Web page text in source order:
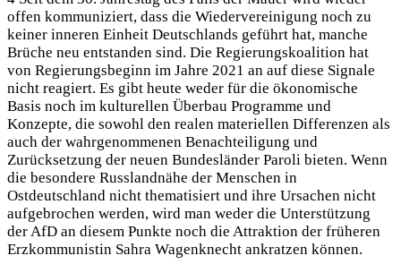
offen kommuniziert, dass die Wiedervereinigung noch zu
keiner inneren Einheit Deutschlands geführt hat, manche
Brüche neu entstanden sind. Die Regierungskoalition hat
von Regierungsbeginn im Jahre 2021 an auf diese Signale
nicht reagiert. Es gibt heute weder für die ökonomische
Basis noch im kulturellen Überbau Programme und
Konzepte, die sowohl den realen materiellen Differenzen als
auch der wahrgenommenen Benachteiligung und
Zurücksetzung der neuen Bundesländer Paroli bieten. Wenn
die besondere Russlandnähe der Menschen in
Ostdeutschland nicht thematisiert und ihre Ursachen nicht
aufgebrochen werden, wird man weder die Unterstützung
der AfD an diesem Punkte noch die Attraktion der früheren
Erzkommunistin Sahra Wagenknecht ankratzen können.